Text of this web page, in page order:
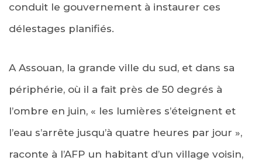
conduit le gouvernement à instaurer ces
délestages planifiés.
A Assouan, la grande ville du sud, et dans sa
périphérie, où il a fait près de 50 degrés à
l’ombre en juin, « les lumières s’éteignent et
l’eau s’arrête jusqu’à quatre heures par jour »,
raconte à l’AFP un habitant d’un village voisin,